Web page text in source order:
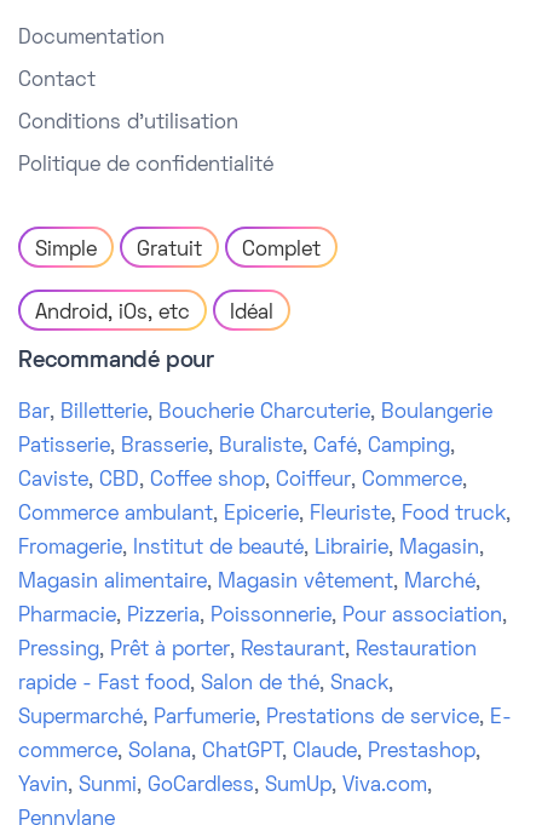
Documentation
Contact
Conditions d'utilisation
Politique de confidentialité
Simple Gratuit Complet
Android, iOs, etc Idéal
Recommandé pour
Bar, Billetterie, Boucherie Charcuterie, Boulangerie
Patisserie, Brasserie, Buraliste, Café, Camping,
Caviste, CBD, Coffee shop, Coiffeur, Commerce,
Commerce ambulant, Epicerie, Fleuriste, Food truck,
Fromagerie, Institut de beauté, Librairie, Magasin,
Magasin alimentaire, Magasin vêtement, Marché,
Pharmacie, Pizzeria, Poissonnerie, Pour association,
Pressing, Prêt à porter, Restaurant, Restauration
rapide - Fast food, Salon de thé, Snack,
Supermarché, Parfumerie, Prestations de service, E-
commerce, Solana, ChatGPT , Claude, Prestashop,
Yavin, Sunmi, GoCardless, SumUp, Viva.com,
Pennylane